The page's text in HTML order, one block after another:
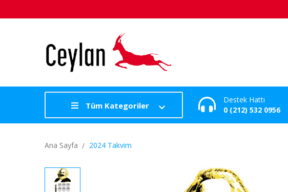
Tüm Kategoriler
Destek Hattı
0 (212) 532 0956
Ana Sayfa 2024 Takvim